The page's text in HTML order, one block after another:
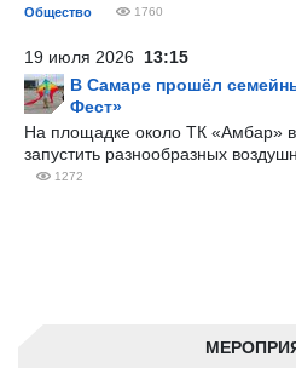
Общество 1760
19 июля 2026 13:15
В Самаре прошёл
Фест»
На площадке около ТК «Амбар»
запустить разнообразных
1272